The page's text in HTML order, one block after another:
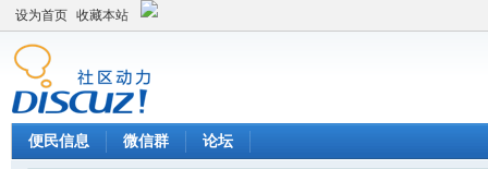
设为首页 收藏本站
便民信息 微信群 论坛